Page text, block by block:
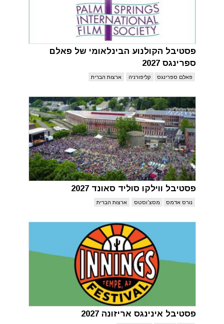
פסטיבל הקולנוע הבינלאומי של פאלם
ספרינגס 2027
פאלם ספרינגס קליפורניה ארצות הברית
פסטיבל ווילקו סוליד סאונד 2027
נורס אדמס מסצ'וסטס ארצות הברית
פסטיבל אינינגס אריזונה 2027